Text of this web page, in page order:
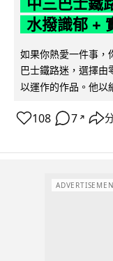
中三巴士鐵
水撥識郁 +
如果你熱愛一件事，
巴士鐵路迷，選擇由
以運作的作品。他以
108 7 ↗